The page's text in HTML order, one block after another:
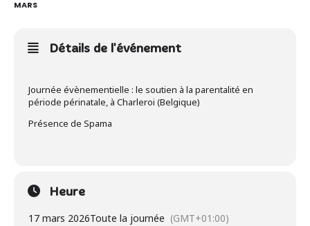
MARS
Détails de l'événement
Journée évènementielle : le soutien à la parentalité en
période périnatale, à Charleroi (Belgique)
Présence de Spama
Heure
17 mars 2026Toute la journée (GMT+01:00)